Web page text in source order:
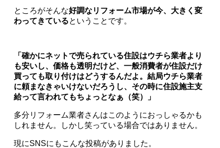
ところがそんな好調なリフォーム市場が今、大きく変
わってきているということです。
「確かにネットで売られている住設はウチら業者より
も安いし、価格も透明だけど、一般消費者が住設だけ
買っても取り付けはどうするんだよ。結局ウチら業者
に頼まなきゃいけないだろうし、その時に住設施主支
給って言われてもちょっとなぁ（笑）」
多分リフォーム業者さんはこのようにおっしゃるかも
しれません。しかし笑っている場合ではありません。
現にSNSにもこんな投稿がありました。